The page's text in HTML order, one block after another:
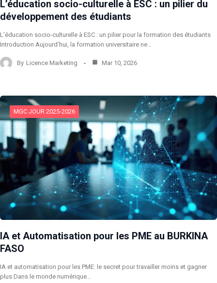
L’éducation socio-culturelle à ESC : un pilier du
développement des étudiants
L’éducation socio-culturelle à ESC : un pilier pour la formation des étudiants
Introduction Aujourd’hui, la formation universitaire ne…
By Licence Marketing Mar 10, 2026
MGC JOUR 2025-2026
IA et Automatisation pour les PME au BURKINA
FASO
IA et automatisation pour les PME: le secret pour travailler moins et gagner
plus Dans le monde numérique…